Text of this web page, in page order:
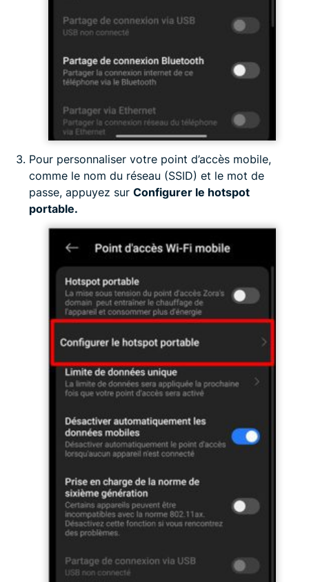
Pour personnaliser votre point d’accès mobile,
comme le nom du réseau (SSID) et le mot de
passe, appuyez sur Configurer le hotspot
portable.